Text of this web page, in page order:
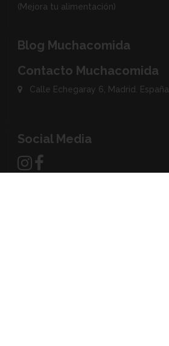
(Mejora tu alimentación)
Blog Muchacomida
Contacto Muchacomida
Calle Echegaray 6, Madrid. España
Social Media